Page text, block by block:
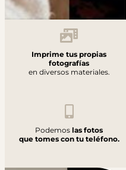
Imprime tus propias
fotografías
en diversos materiales.
Podemos las fotos
que tomes con tu teléfono.